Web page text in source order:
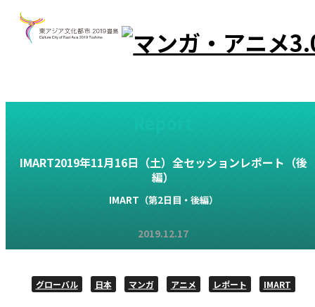
IMART2019年11月16日（土） 全セッションレポート（後
編）
IMART（第2日目・後編）
2019.12.17
グローバル 日本 マンガ アニメ レポート IMART